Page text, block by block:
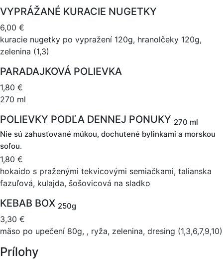
VYPRÁŽANÉ KURACIE NUGETKY
6,00 €
kuracie nugetky po vypražení 120g, hranolčeky 120g,
zelenina (1,3)
PARADAJKOVÁ POLIEVKA
1,80 €
270 ml
POLIEVKY PODĽA DENNEJ PONUKY 270 ml
Nie sú zahusťované múkou, dochutené bylinkami a morskou
soľou.
1,80 €
hokaido s praženými tekvicovými semiačkami, talianska
fazuľová, kulajda, šošovicová na sladko
KEBAB BOX 250g
3,30 €
mäso po upečení 80g, , ryža, zelenina, dresing (1,3,6,7,9,10)
Prílohy